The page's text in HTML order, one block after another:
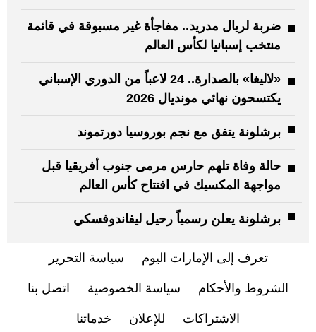
ضربة لريال مدريد.. مفاجأة غير مسبوقة في قائمة
منتخب إسبانيا لكأس العالم
«لاليغا» بالصدارة.. 24 لاعباً من الدوري الإسباني
يكتسحون نهائي مونديال 2026
برشلونة يتفق مع نجم بوروسيا دورتموند
حالة وفاة تلهم حارس مرمى جنوب أفريقيا قبل
مواجهة المكسيك في افتتاح كأس العالم
برشلونة يعلن رسمياً رحيل ليفاندوفسكي
تعرف إلى الإمارات اليوم سياسة التحرير
الشروط والأحكام سياسة الخصوصية اتصل بنا
الاشتراكات للإعلان خدماتنا